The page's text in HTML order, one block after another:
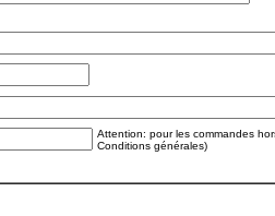
Attention: pour les commandes
Conditions générales)